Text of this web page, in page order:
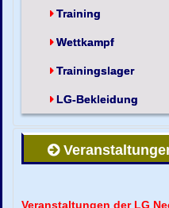
Training
Wettkampf
Trainingslager
LG-Bekleidung
Veranstaltungen der LG